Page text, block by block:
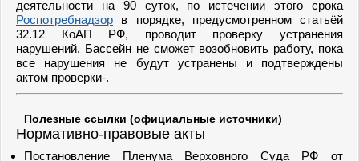
деятельности на 90 суток, по истечении этого срока
Роспотребнадзор в порядке, предусмотренном статьёй
32.12 КоАП РФ, проводит проверку устранения
нарушений. Бассейн не сможет возобновить работу, пока
все нарушения не будут устранены и подтверждены
актом проверки-.
Полезные ссылки (официальные источники)
Нормативно-правовые акты
Постановление Пленума Верховного Суда РФ от